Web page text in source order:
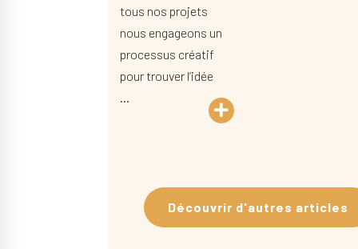
tous nos projets
nous engageons un
processus créatif
pour trouver l’idée
…
Découvrir d'autres articles